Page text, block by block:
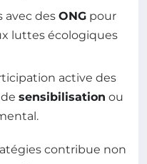
avec des ONG pour
luttes écologiques
active des
sensibilisation ou
contribue non